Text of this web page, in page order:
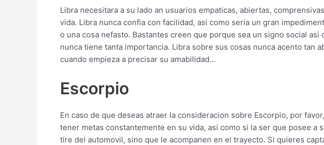
Libra necesitara a su lado an usuarios empaticas, abiertas,
vida. Libra nunca confia con facilidad, asi­ como seri­a un gran
o una cosa nefasto. Bastantes creen que porque sea un signo social
nunca tiene tanta importancia. Libra sobre sus cosas nunca acento
cuando empieza a precisar su amabilidad…
Escorpio
En caso de que deseas atraer la consideracion sobre Escorpio, por
tener metas constantemente en su vida, asi­ como si la ser que posee
tire del automovil, sino que le acompanen en el trayecto. Si quieres